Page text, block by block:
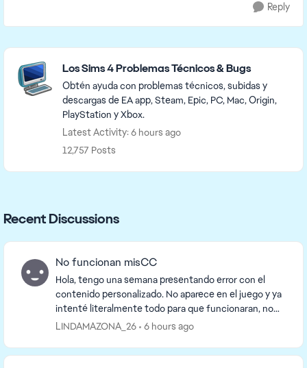
Reply
Featured Places
Los Sims 4 Problemas Técnicos & Bugs
Obtén ayuda con problemas técnicos, subidas y
descargas de EA app, Steam, Epic, PC, Mac, Origin,
PlayStation y Xbox.
Latest Activity: 6 hours ago
12,757 Posts
Recent Discussions
No funcionan misCC
Hola, tengo una semana presentando error con el
contenido personalizado. No aparece en el juego y ya
intenté literalmente todo para que funcionaran, no
uso mods por lo que no hay conflictos con eso. ...
LINDAMAZONA_26 6 hours ago